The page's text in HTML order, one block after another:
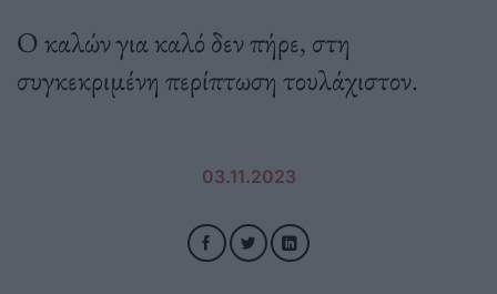
Ο καλών για καλό δεν πήρε, στη
συγκεκριμένη περίπτωση τουλάχιστον.
03.11.2023